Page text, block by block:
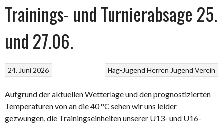
Trainings- und Turnierabsage 25.
und 27.06.
Flag-Jugend Herren Jugend Verein
24. Juni 2026
Aufgrund der aktuellen Wetterlage und den prognostizierten
Temperaturen von an die 40 °C sehen wir uns leider
gezwungen, die Trainingseinheiten unserer U13- und U16-